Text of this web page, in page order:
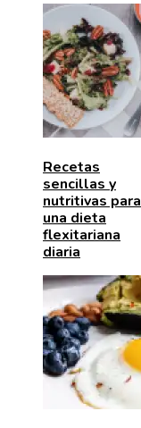
Recetas
sencillas y
nutritivas para
una dieta
flexitariana
diaria